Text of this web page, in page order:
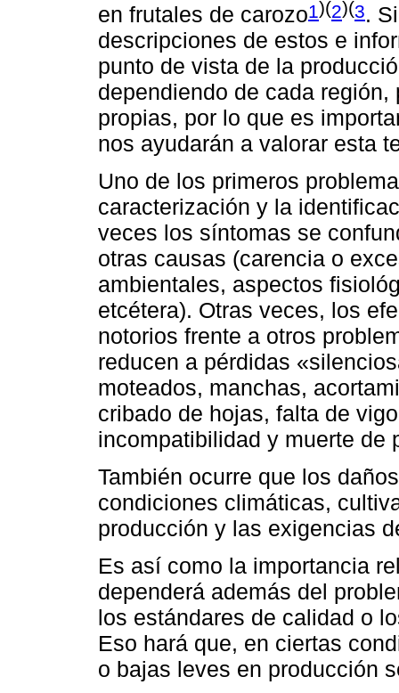
en frutales de carozo1)(2)(3.
descripciones de estos e
punto de vista de la
dependiendo de cada
propias, por lo que es
nos ayudarán a valorar esta
Uno de los primeros
caracterización y la
veces los síntomas se
otras causas (carencia o
ambientales, aspectos
etcétera). Otras veces, los
notorios frente a otros
reducen a pérdidas
moteados, manchas,
cribado de hojas, falta de
incompatibilidad y muerte de
También ocurre que los
condiciones climáticas,
producción y las exigencias
Es así como la importancia
dependerá además del
los estándares de calidad o
Eso hará que, en ciertas
o bajas leves en producción